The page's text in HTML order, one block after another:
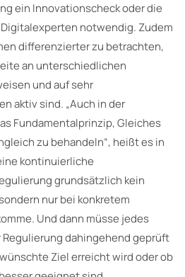
ein Innovationscheck oder die
notwendig. Zudem
differenzierter zu betrachten,
an unterschiedlichen
und auf sehr
aktiv sind. „Auch in der
Fundamentalprinzip, Gleiches
zu behandeln“, heißt es in
kontinuierliche
grundsätzlich kein
nur bei konkretem
Und dann müsse jedes
dahingehend geprüft
Ziel erreicht wird oder ob